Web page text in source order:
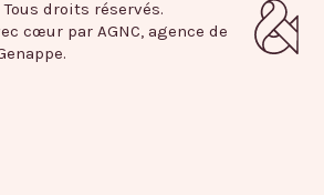
droits réservés.
cœur par AGNC, agence de